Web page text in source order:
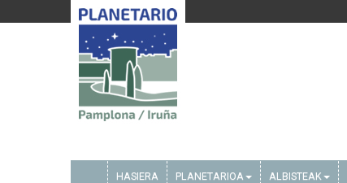
HASIERA PLANETARIOA ALBISTEAK